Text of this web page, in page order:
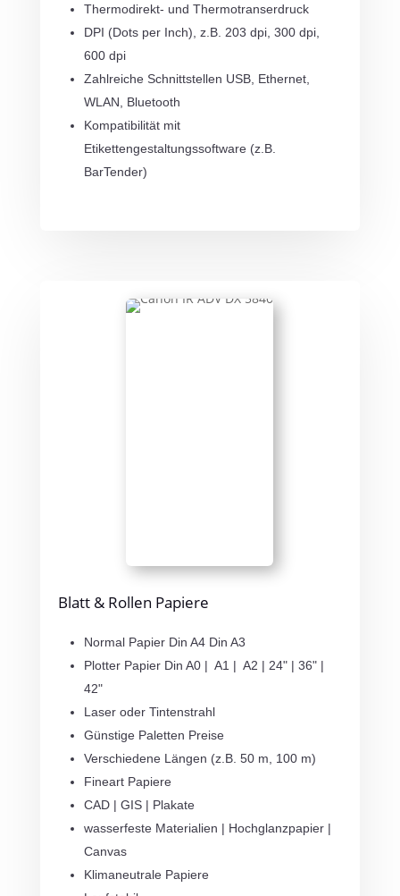
Thermodirekt- und Thermotranserdruck
DPI (Dots per Inch), z.B. 203 dpi, 300 dpi,
600 dpi
Zahlreiche Schnittstellen USB, Ethernet,
WLAN, Bluetooth
Kompatibilität mit
Etikettengestaltungssoftware (z.B.
BarTender)
Blatt & Rollen Papiere
Normal Papier Din A4 Din A3
Plotter Papier Din A0 | A1 | A2 | 24" | 36" |
42"
Laser oder Tintenstrahl
Günstige Paletten Preise
Verschiedene Längen (z.B. 50 m, 100 m)
Fineart Papiere
CAD | GIS | Plakate
wasserfeste Materialien | Hochglanzpapier |
Canvas
Klimaneutrale Papiere